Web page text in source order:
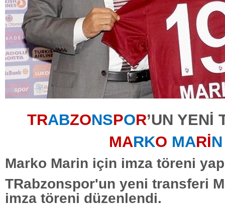
TRABZONSPOR’UN YENİ
MARKO MARİN
Marko Marin için imza töreni
TRabzonspor'un yeni transferi
imza töreni düzenlendi.